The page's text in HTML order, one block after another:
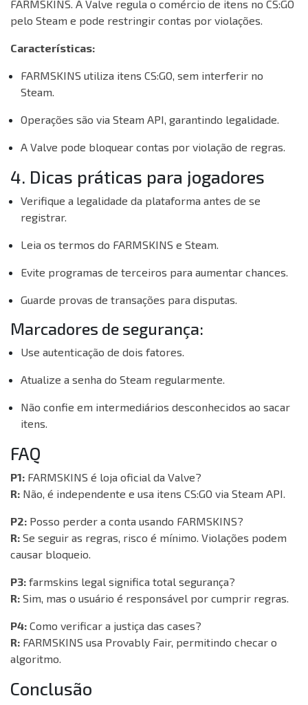
FARMSKINS. A Valve regula o comércio de itens no CS:GO
pelo Steam e pode restringir contas por violações.
Características:
FARMSKINS utiliza itens CS:GO, sem interferir no
Steam.
Operações são via Steam API, garantindo legalidade.
A Valve pode bloquear contas por violação de regras.
4. Dicas práticas para jogadores
Verifique a legalidade da plataforma antes de se
registrar.
Leia os termos do FARMSKINS e Steam.
Evite programas de terceiros para aumentar chances.
Guarde provas de transações para disputas.
Marcadores de segurança:
Use autenticação de dois fatores.
Atualize a senha do Steam regularmente.
Não confie em intermediários desconhecidos ao sacar
itens.
FAQ
P1: FARMSKINS é loja oficial da Valve?
R: Não, é independente e usa itens CS:GO via Steam API.
P2: Posso perder a conta usando FARMSKINS?
R: Se seguir as regras, risco é mínimo. Violações podem
causar bloqueio.
P3: farmskins legal significa total segurança?
R: Sim, mas o usuário é responsável por cumprir regras.
P4: Como verificar a justiça das cases?
R: FARMSKINS usa Provably Fair, permitindo checar o
algoritmo.
Conclusão